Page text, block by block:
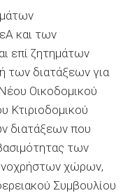
και των
επί ζητημάτων
των διατάξεων για
Οικοδομικού
Κτιριοδομικού
διατάξεων που
των
χώρων,
Συμβουλίου